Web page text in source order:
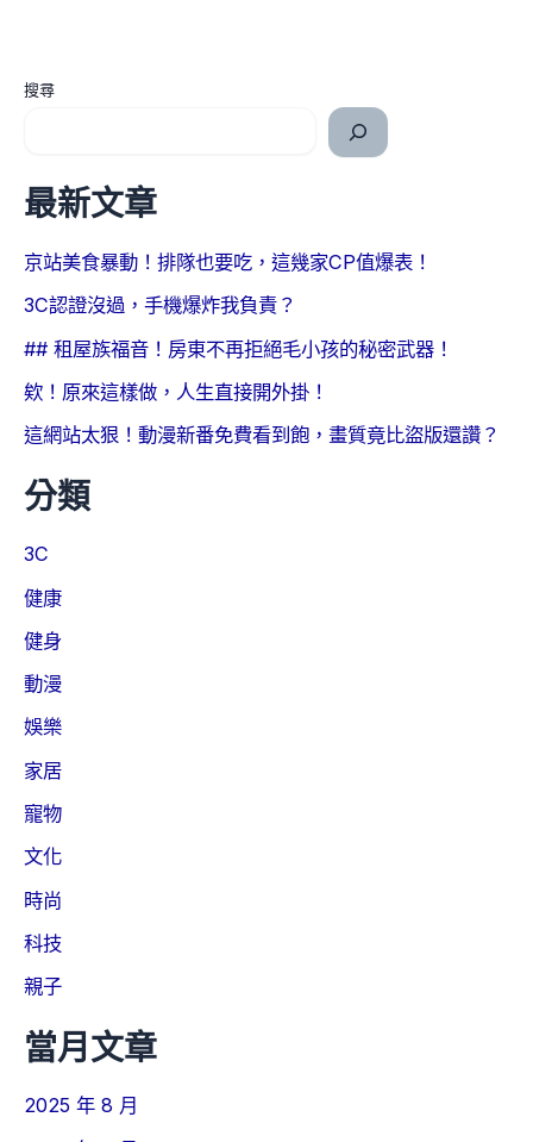
搜尋
最新文章
京站美食暴動！排隊也要吃，這幾家CP值爆表！
3C認證沒過，手機爆炸我負責？
## 租屋族福音！房東不再拒絕毛小孩的秘密武器！
欸！原來這樣做，人生直接開外掛！
這網站太狠！動漫新番免費看到飽，畫質竟比盜版還讚？
分類
3C
健康
健身
動漫
娛樂
家居
寵物
文化
時尚
科技
親子
當月文章
2025 年 8 月